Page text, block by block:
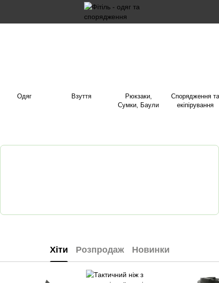
Одяг Взуття
Рюкзаки,
Сумки, Баули
Спорядження
екіпірування
Хіти Розпродаж Новинки